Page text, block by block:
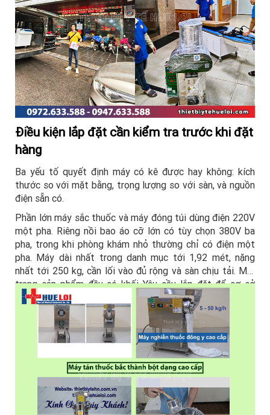
Điều kiện lắp đặt cần kiểm tra trước khi đặt
hàng
Ba yếu tố quyết định máy có kê được hay không: kích
thước so với mặt bằng, trọng lượng so với sàn, và nguồn
điện sẵn có.
Phần lớn máy sắc thuốc và máy đóng túi dùng điện 220V
một pha. Riêng nồi bao áo cỡ lớn có tùy chọn 380V ba
pha, trong khi phòng khám nhỏ thường chỉ có điện một
pha. Máy dài nhất trong danh mục tới 1,92 mét, nặng
nhất tới 250 kg, cần lối vào đủ rộng và sàn chịu tải. Mỗi
trang sản phẩm đều có khối Yêu cầu lắp đặt để cơ sở
kiểm tra trước khi đặt hàng.